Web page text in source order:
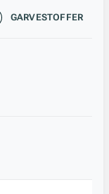
GARVESTOFFER